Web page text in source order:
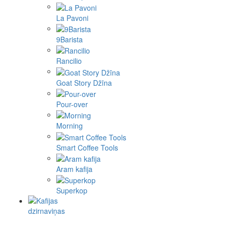
La Pavoni
9Barista
Rancilio
Goat Story Džīna
Pour-over
Morning
Smart Coffee Tools
Aram kafija
Superkop